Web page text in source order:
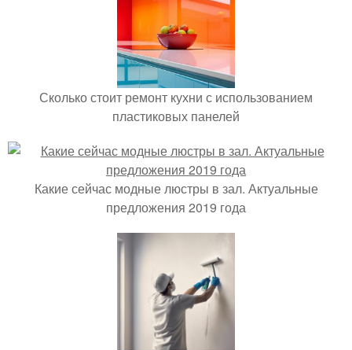
Сколько стоит ремонт кухни с использованием
пластиковых панелей
Какие сейчас модные люстры в зал. Актуальные
предложения 2019 года